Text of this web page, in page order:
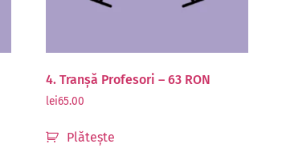
4. Tranșă Profesori – 63 RON
lei65.00
Plătește